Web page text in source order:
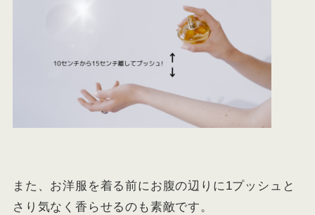
また、お洋服を着る前にお腹の辺りに1プッシュと
さり気なく香らせるのも素敵です。